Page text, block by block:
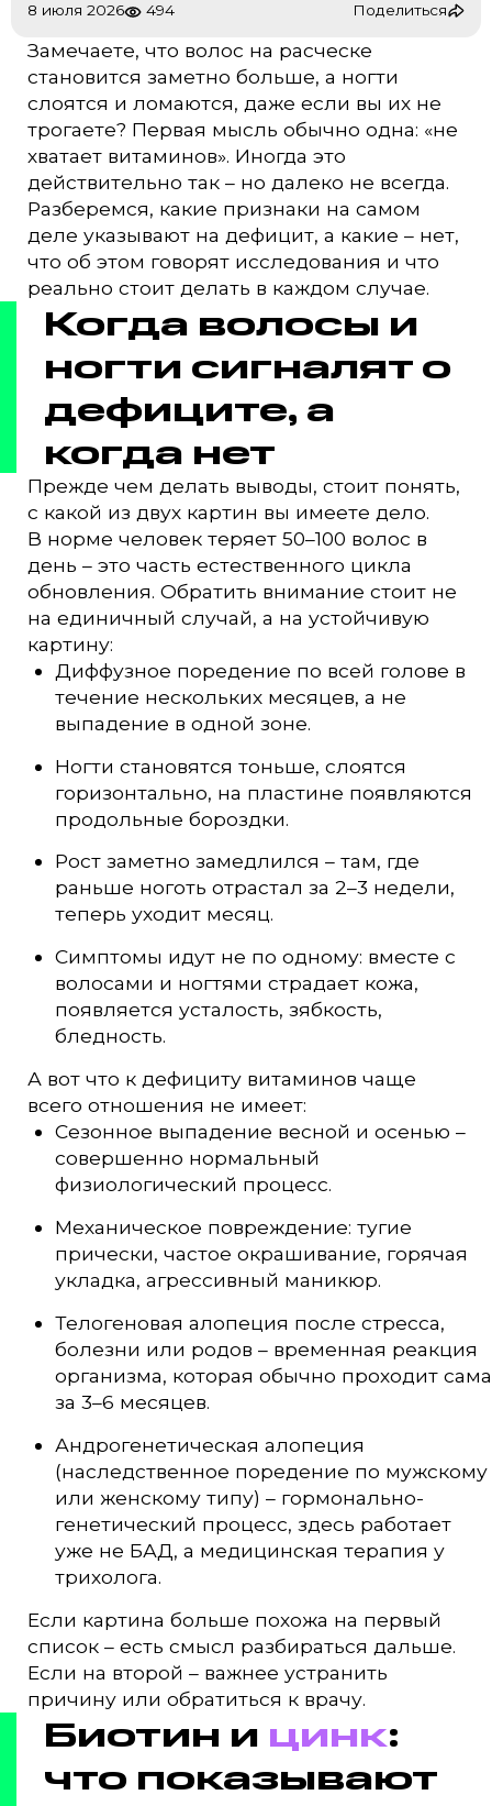
8 июля 2026 494 Поделиться
Замечаете, что волос на расческе
становится заметно больше, а ногти
слоятся и ломаются, даже если вы их не
трогаете? Первая мысль обычно одна: «не
хватает витаминов». Иногда это
действительно так – но далеко не всегда.
Разберемся, какие признаки на самом
деле указывают на дефицит, а какие – нет,
что об этом говорят исследования и что
реально стоит делать в каждом случае.
Когда волосы и
ногти сигналят о
дефиците, а
когда нет
Прежде чем делать выводы, стоит понять,
с какой из двух картин вы имеете дело.
В норме человек теряет 50–100 волос в
день – это часть естественного цикла
обновления. Обратить внимание стоит не
на единичный случай, а на устойчивую
картину:
Диффузное поредение по всей голове в
течение нескольких месяцев, а не
выпадение в одной зоне.
Ногти становятся тоньше, слоятся
горизонтально, на пластине появляются
продольные бороздки.
Рост заметно замедлился – там, где
раньше ноготь отрастал за 2–3 недели,
теперь уходит месяц.
Симптомы идут не по одному: вместе с
волосами и ногтями страдает кожа,
появляется усталость, зябкость,
бледность.
А вот что к дефициту витаминов чаще
всего отношения не имеет:
Сезонное выпадение весной и осенью –
совершенно нормальный
физиологический процесс.
Механическое повреждение: тугие
прически, частое окрашивание, горячая
укладка, агрессивный маникюр.
Телогеновая алопеция после стресса,
болезни или родов – временная реакция
организма, которая обычно проходит сама
за 3–6 месяцев.
Андрогенетическая алопеция
(наследственное поредение по мужскому
или женскому типу) – гормонально-
генетический процесс, здесь работает
уже не БАД, а медицинская терапия у
трихолога.
Если картина больше похожа на первый
список – есть смысл разбираться дальше.
Если на второй – важнее устранить
причину или обратиться к врачу.
Биотин и цинк:
что показывают